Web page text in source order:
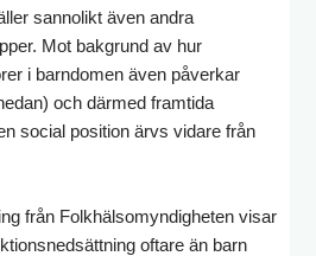
sannolikt även andra
Mot bakgrund av hur
i barndomen även påverkar
och därmed framtida
social position ärvs vidare från
från Folkhälsomyndigheten visar
oftare än barn